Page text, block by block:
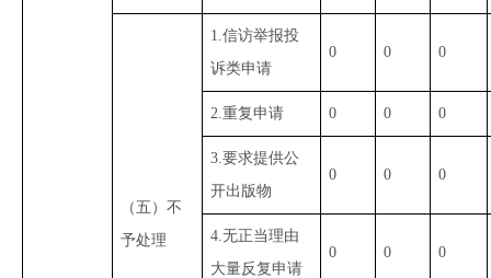
（五）不
予处理
1.信访举报投
诉类申请
0 0 0
2.重复申请 0 0 0
3.要求提供公
开出版物
0 0 0
4.无正当理由
大量反复申请
0 0 0